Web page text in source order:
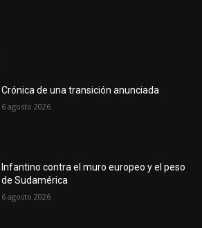
Crónica de una transición anunciada
6 agosto 2026
Infantino contra el muro europeo y el peso
de Sudamérica
6 agosto 2026